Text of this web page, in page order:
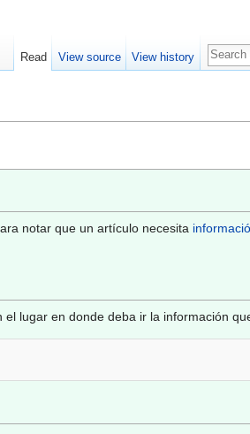
notar que un artículo necesita
lugar en donde deba ir la información
Read View source View history